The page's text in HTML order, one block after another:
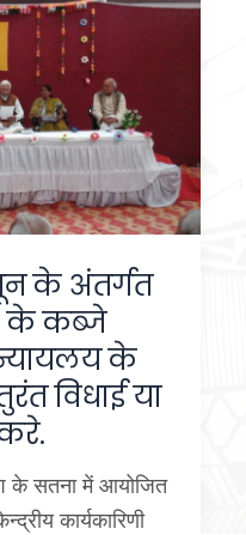
के अंतर्गत
के कब्जे
के
विधाई या
के सतना में आयोजित
कार्यकारिणी